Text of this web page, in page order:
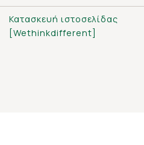
Κατασκευή ιστοσελίδας
[Wethinkdifferent]